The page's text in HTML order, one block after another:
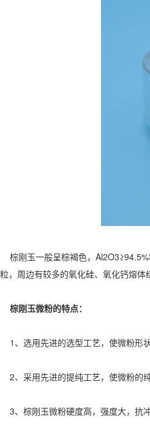
棕刚玉一般呈棕褐色，
粒，周边有较多的氧化硅、氧化钙熔
棕刚玉微粉的特点：
1、选用先进的选型工艺，使微粉形
2、采用先进的提纯工艺，使微粉的
3、棕刚玉微粉硬度高，强度大，抗